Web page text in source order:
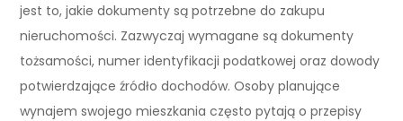
jest to, jakie dokumenty są potrzebne do zakupu
nieruchomości. Zazwyczaj wymagane są dokumenty
tożsamości, numer identyfikacji podatkowej oraz dowody
potwierdzające źródło dochodów. Osoby planujące
wynajem swojego mieszkania często pytają o przepisy